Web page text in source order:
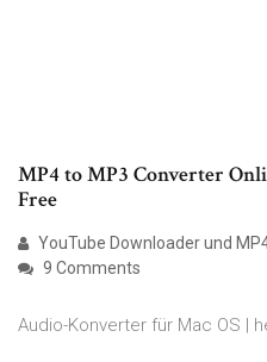
MP4 to MP3 Converter
Free
YouTube Downloader und
9 Comments
Audio-Konverter für Mac OS |